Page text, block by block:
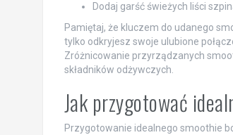
Dodaj garść świeżych liści
Pamiętaj, że kluczem do udanego
tylko odkryjesz swoje ulubione
Zróżnicowanie przyrządzanych
składników odżywczych.
Jak przygotować
Przygotowanie idealnego smoothie